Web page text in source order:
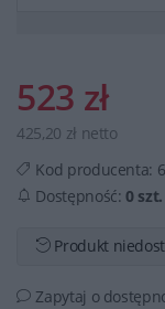
523 zł
425,20 zł netto
Kod producenta:
Dostępność:0 szt.
Produkt
Zapytaj o